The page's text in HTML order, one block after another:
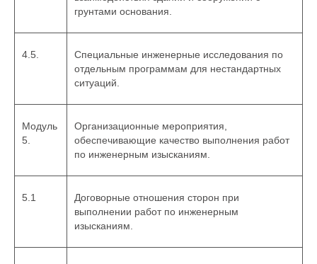
грунтами основания.
4.5.
Специальные инженерные исследования по
отдельным программам для нестандартных
ситуаций.
Модуль
5.
Организационные мероприятия,
обеспечивающие качество выполнения работ
по инженерным изысканиям.
5.1
Договорные отношения сторон при
выполнении работ по инженерным
изысканиям.